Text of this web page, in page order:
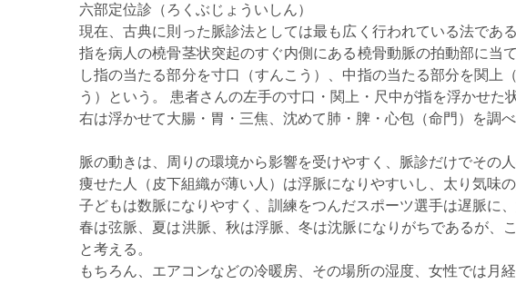
六部定位診（ろくぶじょういしん）
現在、古典に則った脈診法としては最も広く行われている法であ
指を病人の橈骨茎状突起のすぐ内側にある橈骨動脈の拍動部に当
し指の当たる部分を寸口（すんこう）、中指の当たる部分を関上
う）という。 患者さんの左手の寸口・関上・尺中が指を浮かせた
右は浮かせて大腸・胃・三焦、沈めて肺・脾・心包（命門）を調
脈の動きは、周りの環境から影響を受けやすく、脈診だけでその
痩せた人（皮下組織が薄い人）は浮脈になりやすいし、太り気味
子どもは数脈になりやすく、訓練をつんだスポーツ選手は遅脈に
春は弦脈、夏は洪脈、秋は浮脈、冬は沈脈になりがちであるが、
と考える。
もちろん、エアコンなどの冷暖房、その場所の湿度、女性では月